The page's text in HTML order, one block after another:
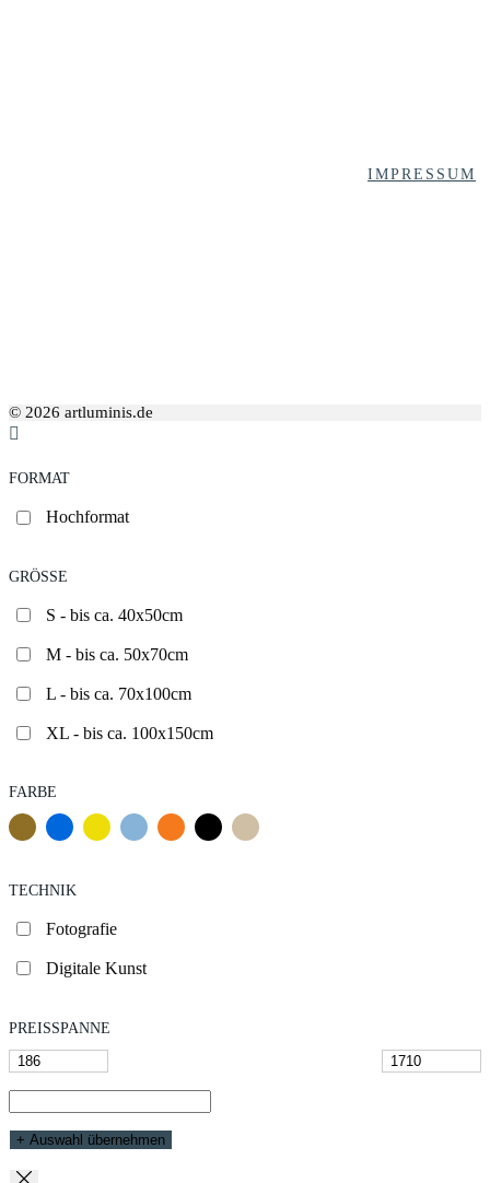
IMPRESSUM
© 2026 artluminis.de
FORMAT
Hochformat
GRÖSSE
S - bis ca. 40x50cm
M - bis ca. 50x70cm
L - bis ca. 70x100cm
XL - bis ca. 100x150cm
FARBE
TECHNIK
Fotografie
Digitale Kunst
PREISSPANNE
+ Auswahl übernehmen